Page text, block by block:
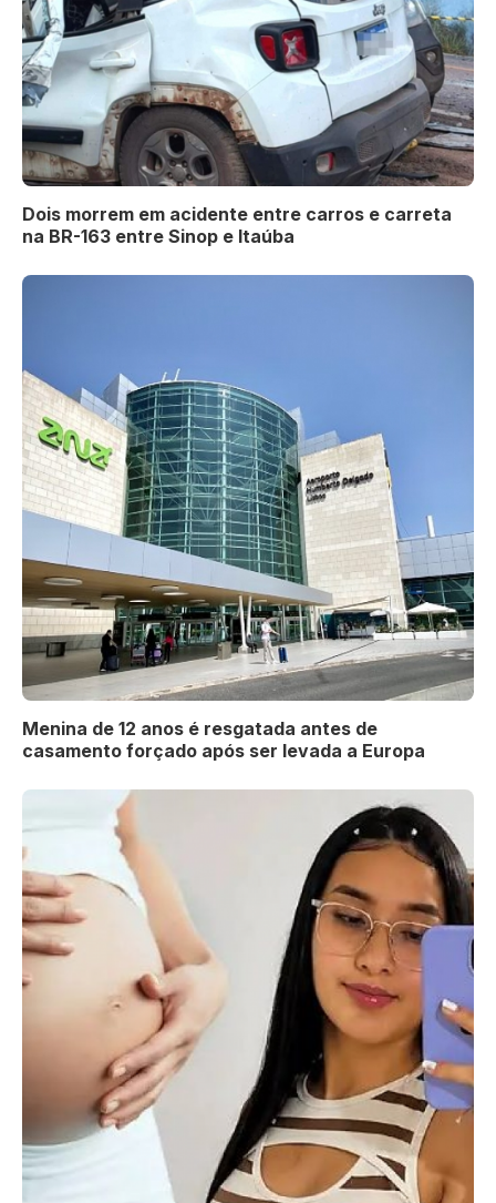
Dois morrem em acidente entre carros e carreta
na BR-163 entre Sinop e Itaúba
Menina de 12 anos é resgatada antes de
casamento forçado após ser levada a Europa